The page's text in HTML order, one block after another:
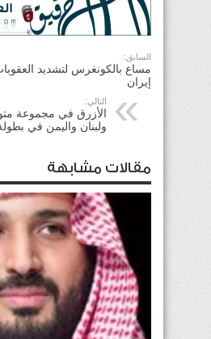
السابق:
مساع بالكونغرس لتشديد
إيران
التالي:
الأزرق في مجموعة
ولبنان واليمن في
مقالات مشابهة